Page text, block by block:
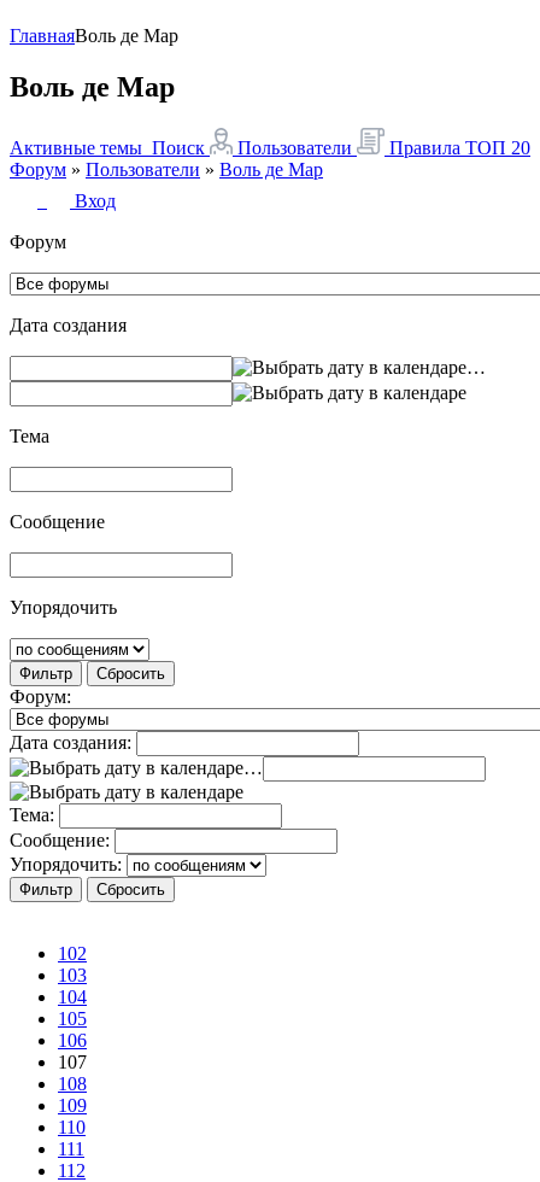
ГлавнаяВоль де Мар
Воль де Мар
Активные темы Поиск Пользователи Правила ТОП 20
Форум » Пользователи » Воль де Мар
Вход
Форум
Дата создания
…
Тема
Сообщение
Упорядочить
Фильтр Сбросить
Форум:
Дата создания:
…
Тема:
Сообщение:
Упорядочить:
102
103
104
105
106
107
108
109
110
111
112